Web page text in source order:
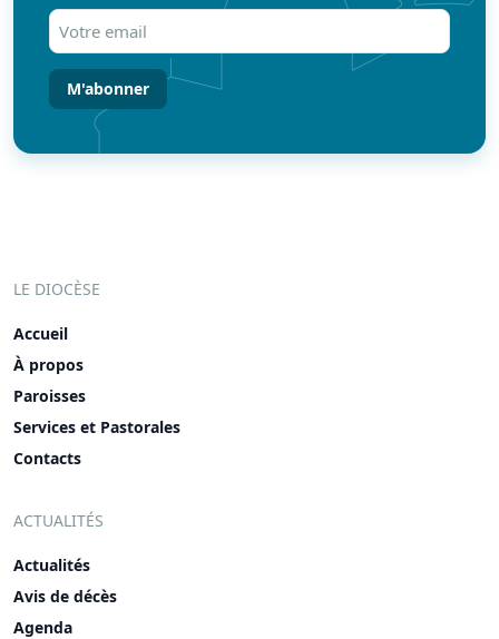
Votre
email
(Nécessaire)
LE DIOCÈSE
Accueil
À propos
Paroisses
Services et Pastorales
Contacts
ACTUALITÉS
Actualités
Avis de décès
Agenda